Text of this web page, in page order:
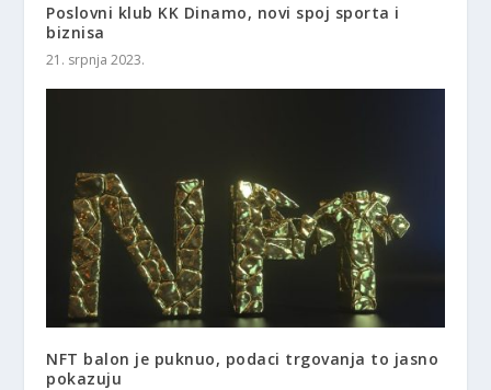
Poslovni klub KK Dinamo, novi spoj sporta i
biznisa
21. srpnja 2023.
NFT balon je puknuo, podaci trgovanja to jasno
pokazuju